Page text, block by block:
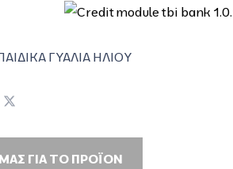
ΓΥΑΛΙΑ ΗΛΙΟΥ
ΓΙΑ ΤΟ ΠΡΟΪΟΝ